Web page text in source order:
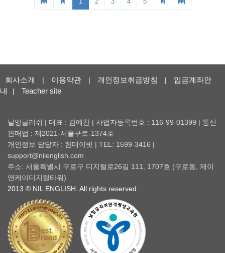
회사소개 | 이용약관 | 개인정보취급방침 |
입금계좌안
내
| Teacher site
닐잉글리쉬 | 대표 : 김예찬 | 사업자등록번호 : 116-99-01399 | 통신
판매업 : 제2021-서울구로-1374호
개인정보 담당자 : 한데이빗 | TEL: 1599-3416 |
support@nilenglish.com
주소: 서울특별시 구로구 디지털로26길 111, 1707호 (구로동, 제이
앤케이디지털타워)
2013 © NIL ENGLISH. All rights reserved.